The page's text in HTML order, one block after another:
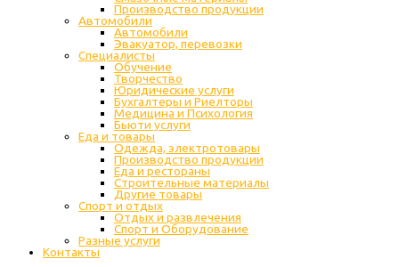
Производство продукции
Автомобили
Автомобили
Эвакуатор, перевозки
Специалисты
Обучение
Творчество
Юридические услуги
Бухгалтеры и Риелторы
Медицина и Психология
Бьюти услуги
Еда и товары
Одежда, электротовары
Производство продукции
Еда и рестораны
Строительные материалы
Другие товары
Спорт и отдых
Отдых и развлечения
Спорт и Оборудование
Разные услуги
Контакты